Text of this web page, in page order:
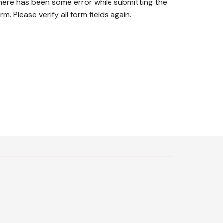
has been some error while submitting the
Please verify all form fields again.